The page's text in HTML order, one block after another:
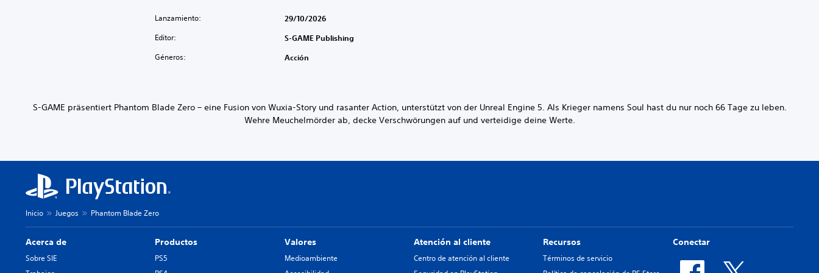
Lanzamiento: 29/10/2026
Editor: S-GAME Publishing
Géneros: Acción
S-GAME präsentiert Phantom Blade Zero – eine Fusion von Wuxia-Story und rasanter Action, unterstützt von der Unreal Engine 5. Als Krieger namens Soul hast du nur noch 66 Tage zu leben.
Wehre Meuchelmörder ab, decke Verschwörungen auf und verteidige deine Werte.
Inicio Juegos Phantom Blade Zero
Acerca de
Sobre SIE
Productos
PS5
Valores
Medioambiente
Atención al cliente
Centro de atención al cliente
Recursos
Términos de servicio
Conectar